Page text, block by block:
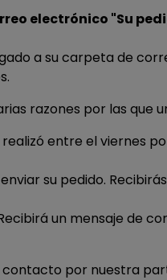
electrónico "Su
a su carpeta de
razones por las que
entre el viernes
su pedido.
un mensaje de
por nuestra